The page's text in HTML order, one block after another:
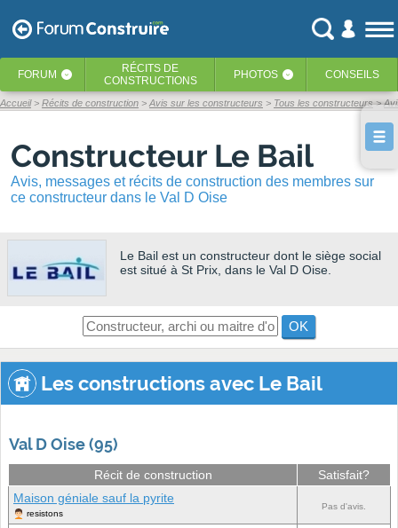
FORUM ‹ RÉCITS DE
CONSTRUCTIONS
PHOTOS ‹ CONSEILS
Accueil Récits de construction Avis sur les constructeurs Tous les constructeurs
Constructeur Le Bail
Avis, messages et récits de construction des membres sur
ce constructeur dans le Val D Oise
Le Bail est un constructeur dont le siège social
est situé à St Prix, dans le Val D Oise.
OK
Les constructions avec Le Bail
Val D Oise (95)
Récit de construction
Satisfait?
Maison géniale sauf la pyrite
resistons
Pas d'avis.